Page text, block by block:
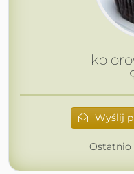
Wyślij
Ostatnio